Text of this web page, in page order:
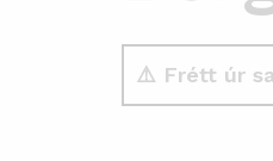
⚠️ Frétt úr